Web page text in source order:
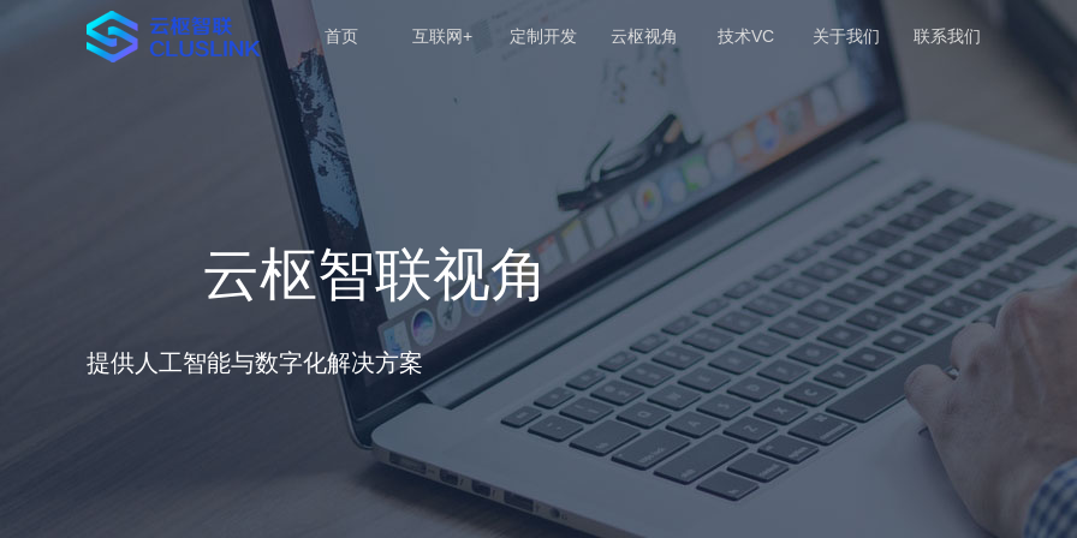
首页 互联网+ 定制开发 云枢视角 技术VC 关于我们 联系我们
云枢智联视角
提供人工智能与数字化解决方案